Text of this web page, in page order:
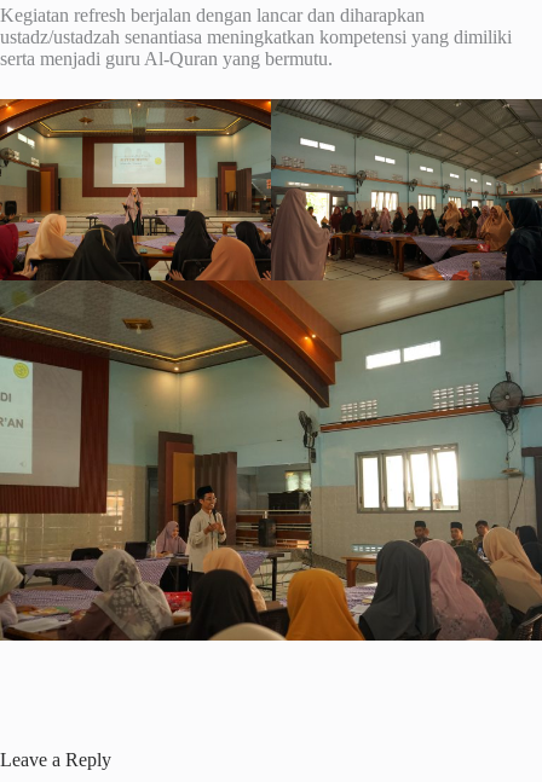
Kegiatan refresh berjalan dengan lancar dan diharapkan
ustadz/ustadzah senantiasa meningkatkan kompetensi yang dimiliki
serta menjadi guru Al-Quran yang bermutu.
Leave a Reply